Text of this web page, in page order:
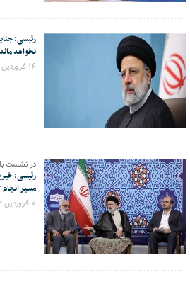
رئیسی:
نخواهد ماند
۱۴ فروردین ۰۳ - ۱۲:۰۳
در نشست
رئیسی:
مسیر
۷ فروردین ۰۳ - ۱۳:۰۹